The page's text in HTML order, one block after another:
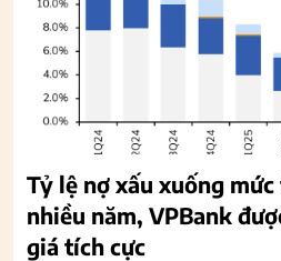
Tỷ lệ nợ xấu xuống
nhiều năm, VPBank
giá tích cực